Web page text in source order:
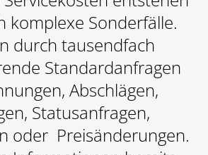
komplexe Sonderfälle.
durch tausendfach
Standardanfragen
Abschlägen,
Statusanfragen,
oder Preisänderungen.